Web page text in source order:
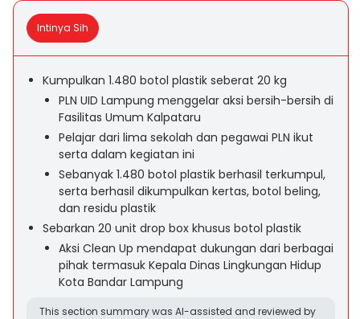
Intinya Sih
Kumpulkan 1.480 botol plastik seberat 20 kg
PLN UID Lampung menggelar aksi bersih-bersih di
Fasilitas Umum Kalpataru
Pelajar dari lima sekolah dan pegawai PLN ikut
serta dalam kegiatan ini
Sebanyak 1.480 botol plastik berhasil terkumpul,
serta berhasil dikumpulkan kertas, botol beling,
dan residu plastik
Sebarkan 20 unit drop box khusus botol plastik
Aksi Clean Up mendapat dukungan dari berbagai
pihak termasuk Kepala Dinas Lingkungan Hidup
Kota Bandar Lampung
This section summary was AI-assisted and reviewed by